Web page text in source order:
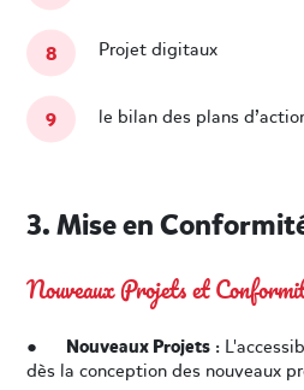
Projet digitaux
le bilan des plans
3. Mise en
Nouveaux Projets et
● Nouveaux Projets :
dès la conception des nouveaux